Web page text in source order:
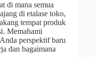
di mana semua
di etalase toko,
tempat produk
Memahami
perspektif baru
dan bagaimana